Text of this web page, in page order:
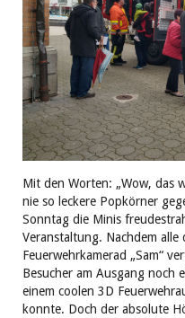
Mit den Worten: „Wow, das
nie so leckere Popkörner
Sonntag die Minis
Veranstaltung. Nachdem
Feuerwehrkamerad „Sam“
Besucher am Ausgang noch
einem coolen 3D
konnte. Doch der absolute